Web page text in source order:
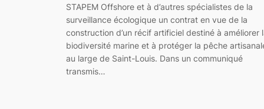
STAPEM Offshore et à d’autres spécialistes de la
surveillance écologique un contrat en vue de la
construction d’un récif artificiel destiné à améliorer
biodiversité marine et à protéger la pêche
au large de Saint-Louis. Dans un communiqué
transmis…